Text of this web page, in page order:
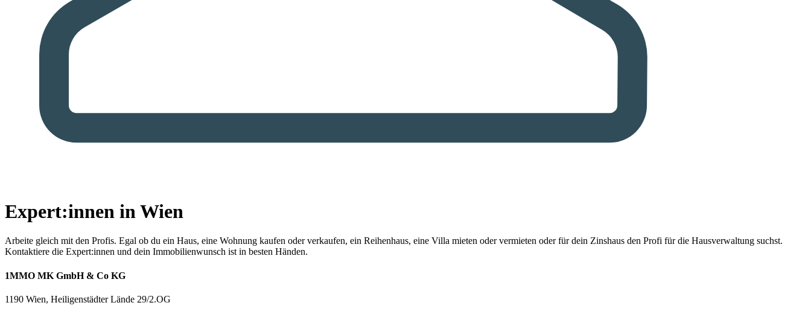
Expert:innen in Wien
Arbeite gleich mit den Profis. Egal ob du ein Haus, eine Wohnung kaufen oder verkaufen, ein Reihenhaus, eine Villa mieten oder vermieten oder für dein Zinshaus den Profi für die Hausverwaltung suchst.
Kontaktiere die Expert:innen und dein Immobilienwunsch ist in besten Händen.
1MMO MK GmbH & Co KG
1190 Wien, Heiligenstädter Lände 29/2.OG